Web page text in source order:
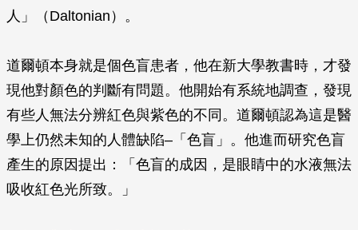
人」（Daltonian）。
道爾頓本身就是個色盲患者，他在新大學教書時，才發
現他對顏色的判斷有問題。他開始有系統地調查，發現
有些人無法分辨紅色與紫色的不同。道爾頓認為這是醫
學上仍然未知的人體缺陷–「色盲」。他進而研究色盲
產生的原因提出：「色盲的成因，是眼睛中的水液無法
吸收紅色光所致。」